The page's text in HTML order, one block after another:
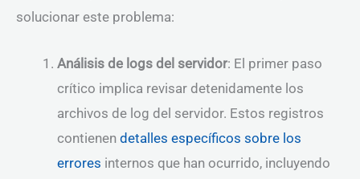
solucionar este problema:
Análisis de logs del servidor: El primer paso
crítico implica revisar detenidamente los
archivos de log del servidor. Estos registros
contienen detalles específicos sobre los
errores internos que han ocurrido, incluyendo